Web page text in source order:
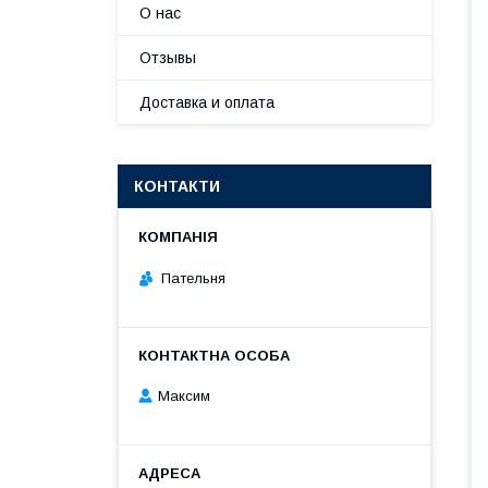
О нас
Отзывы
Доставка и оплата
КОНТАКТИ
Пательня
Максим